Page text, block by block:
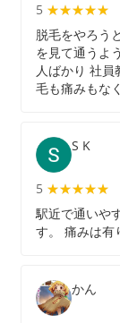
5 ★★★★★
★★★★★
脱毛をやろう
を見て通うよ
人ばかり 社
毛も痛みもな
S K
5 ★★★★★
★★★★★
駅近で通いや
す。 痛みは有
かん